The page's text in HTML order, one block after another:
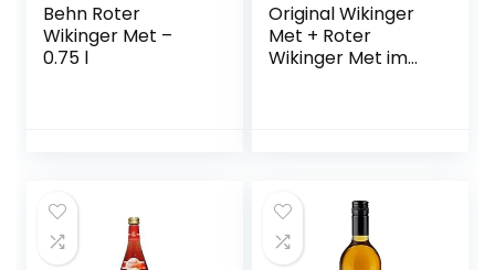
Behn Roter
Wikinger Met –
0.75 l
Original Wikinger
Met + Roter
Wikinger Met im
Norddeutschland |
fruchtig
aromatisch | Das